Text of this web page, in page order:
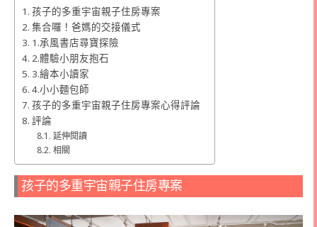
孩子的多重宇宙親子住房專案
集合囉！爸媽的交接儀式
1.承風書店尋寶探險
2.體驗小朋友抱石
3.繪本小讀家
4.小小麵包師
孩子的多重宇宙親子住房專案心得評論
評論
延伸閱讀
相關
孩子的多重宇宙親子住房專案